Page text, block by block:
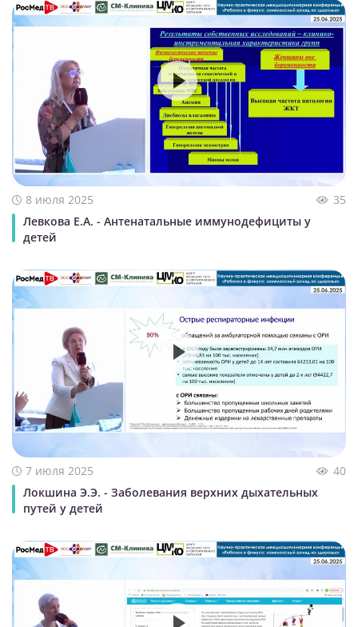
8 июля 2025
35
Левкова Е.А. - Антенатальные иммунодефициты у
детей
7 июля 2025
40
Локшина Э.Э. - Заболевания верхних дыхательных
путей у детей